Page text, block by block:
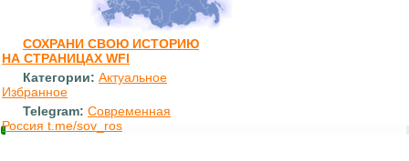
СОХРАНИ СВОЮ ИСТОРИЮ
НА СТРАНИЦАХ WFI
Категории: Актуальное
Избранное
Telegram: Современная
Россия t.me/sov_ros